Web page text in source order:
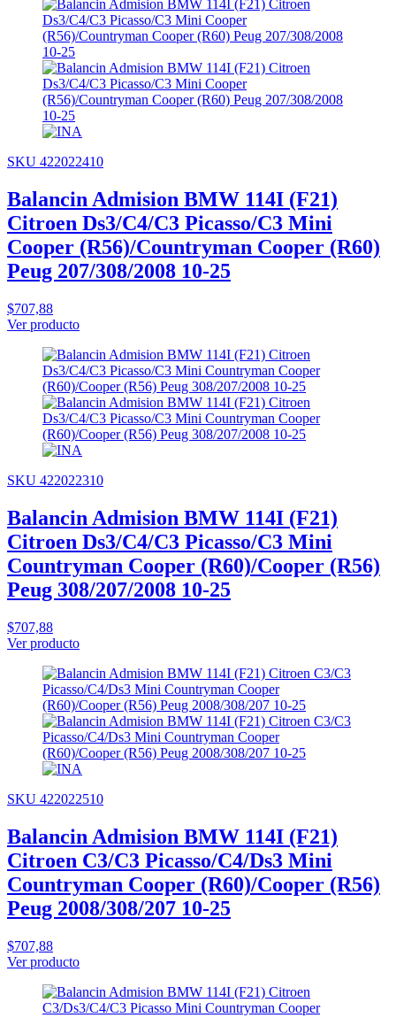
SKU 422022410
Balancin Admision BMW 114I (F21)
Citroen Ds3/C4/C3 Picasso/C3 Mini
Cooper (R56)/Countryman Cooper (R60)
Peug 207/308/2008 10-25
$707,88
Ver producto
SKU 422022310
Balancin Admision BMW 114I (F21)
Citroen Ds3/C4/C3 Picasso/C3 Mini
Countryman Cooper (R60)/Cooper (R56)
Peug 308/207/2008 10-25
$707,88
Ver producto
SKU 422022510
Balancin Admision BMW 114I (F21)
Citroen C3/C3 Picasso/C4/Ds3 Mini
Countryman Cooper (R60)/Cooper (R56)
Peug 2008/308/207 10-25
$707,88
Ver producto